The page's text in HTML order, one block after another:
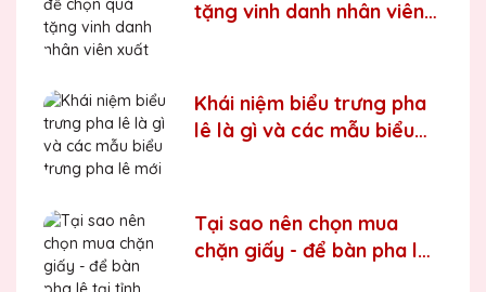
tặng vinh danh nhân viên
Khái niệm biểu trưng pha
lê là gì và các mẫu biểu
Tại sao nên chọn mua
chặn giấy - để bàn pha lê